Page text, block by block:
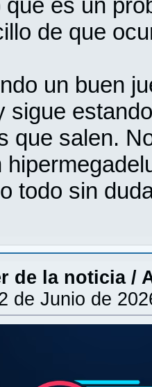
es un
de que
un buen
sigue
que salen.
todo sin
de la noticia/
de Junio de